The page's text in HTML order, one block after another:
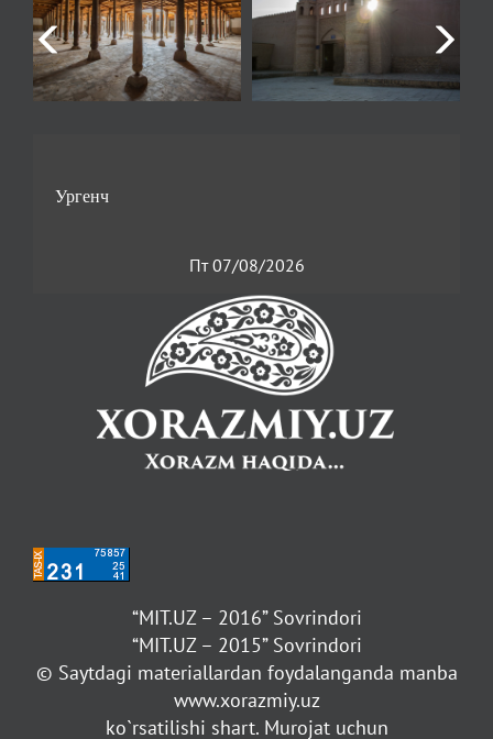
Пт 07/08/2026
“MIT.UZ – 2016” Sovrindori
“MIT.UZ – 2015” Sovrindori
© Saytdagi materiallardan foydalanganda manba
www.xorazmiy.uz
ko`rsatilishi shart. Murojat uchun